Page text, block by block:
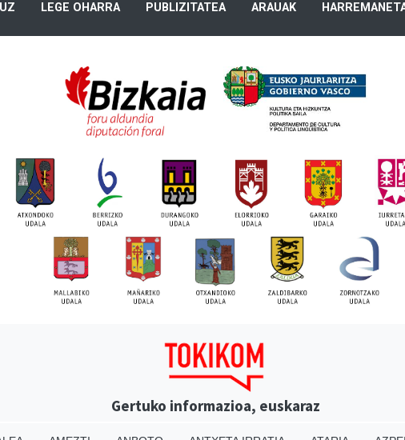
LEGE OHARRA PUBLIZITATEA ARAUAK
Gertuko informazioa, euskaraz